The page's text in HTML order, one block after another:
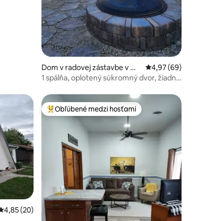
23
Dom v radovej zástavbe v me
ste Pukwana
Priemerné
4,97 (69)
1 spálňa, oplotený súkromný dvor, žiadny
ohodnotenie 4,85 z 5, počet hodnotení: 20
4,85 (20)
Najobľúbenejšie medzi hosťami
Obľúbené medzi hosťami